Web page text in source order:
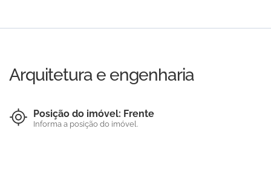
Arquitetura e engenharia
Posição do imóvel: Frente
Informa a posição do imóvel.